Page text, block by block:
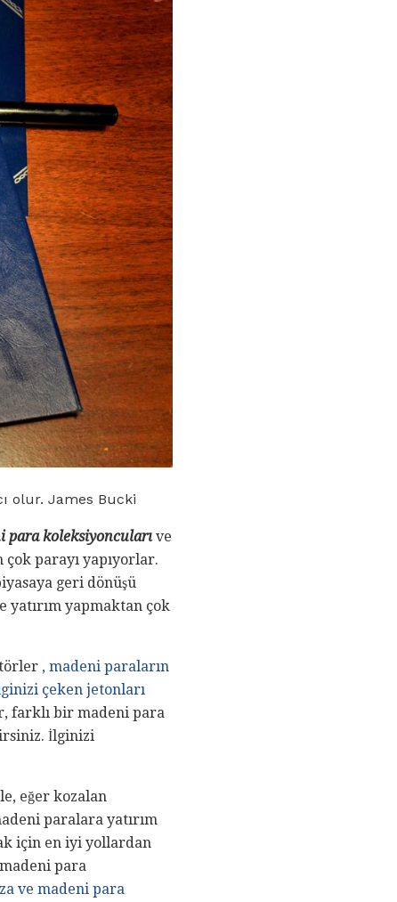
olur. James Bucki
para koleksiyoncularıve
parayı yapıyorlar.
geri dönüşü
yatırım yapmaktan çok
, madeni paraların
çeken jetonları
farklı bir madeni para
İlginizi
eğer kozalan
paralara yatırım
için en iyi yollardan
para
ve madeni para